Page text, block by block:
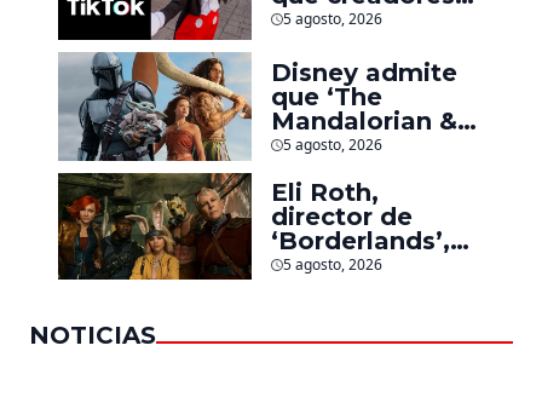
hagan videos
de Marvel, Pixar
y ‘Star Wars’
5 agosto, 2026
Disney admite
que ‘The
Mandalorian &
Grogu’ y
decepciones en
taquilla pero
lograron algo
especial
5 agosto, 2026
Eli Roth,
director de
‘Borderlands’,
culpa al estudio
5 agosto, 2026
NOTICIAS